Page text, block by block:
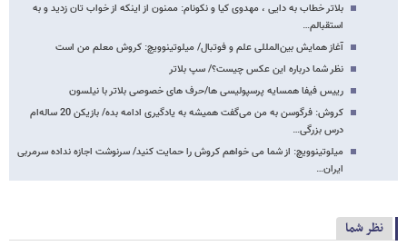
بلاتر خطاب به دایی ، مهدوی کیا و نکونام: ممنون از اینکه از خواب تان زدید و به
استقبالم…
آغاز همایش بین‌المللی علم و فوتبال/ میلوتینوویچ: کروش معلم من است
نظر شما درباره این عکس چیست؟/ سپ بلاتر
رییس فیفا همسایه پرسپولیسی ها/حرف های خصوصی بلاتر با نیلسون
کروش: فرگوسن به من می‌گفت همیشه به یادگیری ادامه بده/ بازیکن 20 ساله‌ام
درس بزرگی…
میلوتینوویچ: از شما می خواهم کروش را حمایت کنید/ سرنوشت اجازه نداده سرمربی
ایران…
نظر شما